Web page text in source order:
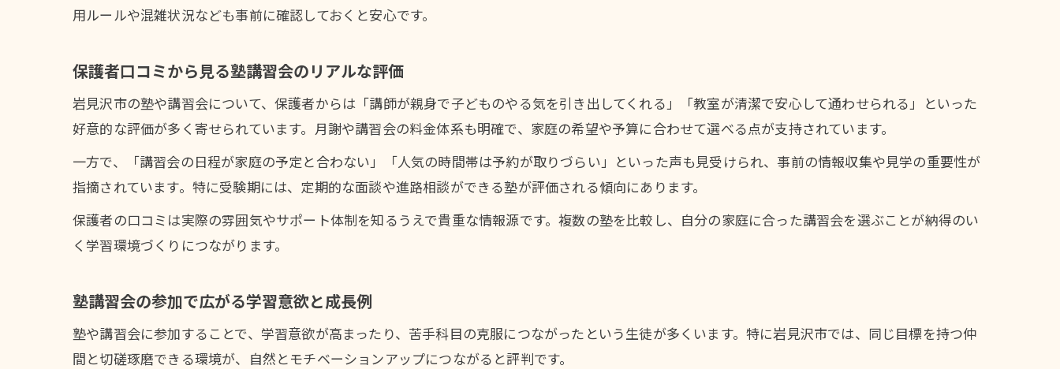
塾講習会のスケジュール調整術を解説
用ルールや混雑状況なども事前に確認しておくと安心です。
保護者口コミから見る塾講習会のリアルな評価
岩見沢市の塾や講習会について、保護者からは「講師が親身で子どものやる気を引き出してくれる」「教室が清潔で安心して通わせられる」といった
好意的な評価が多く寄せられています。月謝や講習会の料金体系も明確で、家庭の希望や予算に合わせて選べる点が支持されています。
一方で、「講習会の日程が家庭の予定と合わない」「人気の時間帯は予約が取りづらい」といった声も見受けられ、事前の情報収集や見学の重要性が
指摘されています。特に受験期には、定期的な面談や進路相談ができる塾が評価される傾向にあります。
保護者の口コミは実際の雰囲気やサポート体制を知るうえで貴重な情報源です。複数の塾を比較し、自分の家庭に合った講習会を選ぶことが納得のい
く学習環境づくりにつながります。
塾講習会の参加で広がる学習意欲と成長例
塾や講習会に参加することで、学習意欲が高まったり、苦手科目の克服につながったという生徒が多くいます。特に岩見沢市では、同じ目標を持つ仲
間と切磋琢磨できる環境が、自然とモチベーションアップにつながると評判です。